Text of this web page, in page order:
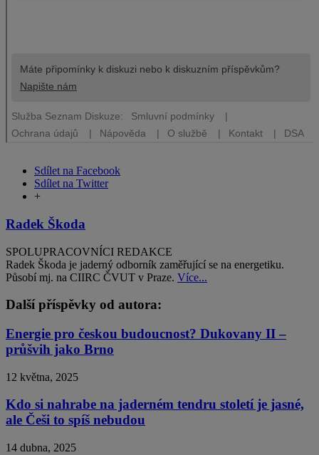
Sdílet na Facebook
Sdílet na Twitter
+
Radek Škoda
SPOLUPRACOVNÍCI REDAKCE
Radek Škoda je jaderný odborník zaměřující se na energetiku.
Působí mj. na CIIRC ČVUT v Praze. Více...
Další příspěvky od autora:
Energie pro českou budoucnost? Dukovany II –
průšvih jako Brno
12 května, 2025
Kdo si nahrabe na jaderném tendru století je jasné,
ale Češi to spíš nebudou
14 dubna, 2025